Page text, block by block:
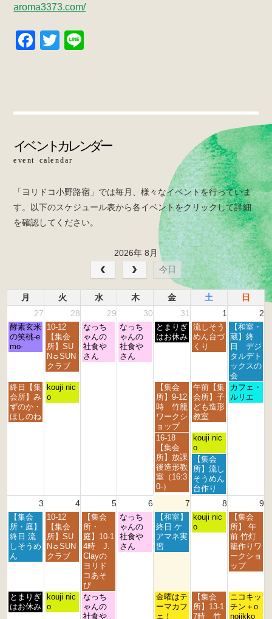
aroma3373.com/
F
b
o
o
T
「ヨリドコ小野路宿」では毎月、様々なイベントを行っていま
す。以下のスケジュール表から各イベントをクリックして詳細
を確認してください。
2026年 8月
今日
月 火 水 木 金 土
日
27
28 29 30 31 1 2
月
曜
日,
7
t
h
2
0
酵素玄米
の笑桃-e
mo-
火
曜
日,
7
月
8
t
h
10-12
【集会
所】SU
N☼SUN
クラブ
水
曜
日,
7
なっち
ゃんの
社食や
さん
木
曜
日,
7
なっち
ゃんの
社食や
さん
金
曜
s
t
2
0
2
とまりぎ
はお休み
土
曜
日,
s
t
2
0
2
6
流しそう
めん台づ
くり
日
曜
日,
8
月
2
n
d
2
【和室・
蔵】終
日 デジ
タルデト
ックスの
会
月
曜
日,
7
2
終日【集
会所】み
ずのか・
ほしのね
火
曜
2
kouji nic
o
金
曜
日,
7
月
3
s
t
2
0
2
【集会
所】9-12
時 竹籠
ワークシ
ョップ
土
曜
日,
8
1
s
t
2
0
2
6
午前【集
会所】子
ども造形
教室
日
曜
6
カフェ・
ルリエ
金
曜
日,
7
月
3
1
2
0
2
6
16-18
【集会
所】放課
後造形教
室（16:3
0-）
土
曜
日,
8
月
1
s
2
0
2
kouji nic
o
土
曜
日,
8
月
s
t
【集会
所】流し
そうめん
台作り
3 4 5 6 7 8 9
月
曜
日,
8
月
2
0
2
【集会
所・庭】
終日 流
しそうめ
ん
火
曜
日,
8
月
2
0
2
10-12
【集会
所】SU
N☼SUN
クラブ
水
曜
日,
8
月
5
t
h
2
0
2
【集会
所・
庭】10-1
4時 J.
Clayの
ヨリド
コあそ
び
木
曜
日,
8
なっち
ゃんの
社食や
さん
金
曜
日,
8
2
0
2
【和室】
終日 ケ
アマネ実
習
土
曜
0
2
kouji nic
o
日
曜
日,
8
月
9
2
0
2
【集会
所】 午
前 竹灯
籠作りワ
ークショ
ップ
月
曜
とまりぎ
はお休み
火
曜
kouji nic
o
水
曜
日,
なっち
ゃんの
社食や
金
曜
日,
金曜はテ
ーマカフ
ェ！
土
曜
日,
【集会
所】13-1
7時 竹
日
曜
日,
ニコキッ
チン＋o
nojikko